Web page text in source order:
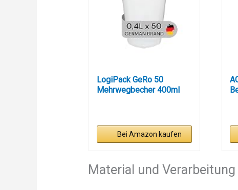
LogiPack GeRo 50
Mehrwegbecher 400ml
Bei Amazon kaufen
Material und Verarbeitung